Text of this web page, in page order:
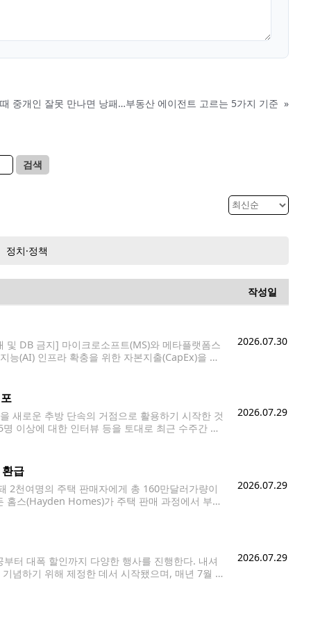
중개인 잘못 만나면 낭패…부동산 에이전트 고르는 5가지 기준 »
검색
정치·정책
작성일
DB 금지] 마이크로소프트(MS)와 메타플랫폼스
능(AI) 인프라 확충을 위한 자본지출(CapEx)을 큰
2026.07.30
새로운 추방 단속의 거점으로 활용하기 시작한 것
이상에 대한 인터뷰 등을 토대로 최근 수주간 최
2026.07.29
급
천여명의 주택 판매자에게 총 160만달러가량이
홈스(Hayden Homes)가 주택 판매 과정에서 부과
2026.07.29
터 대폭 할인까지 다양한 행사를 진행한다. 내셔
념하기 위해 제정한 데서 시작됐으며, 매년 7월 2
2026.07.29